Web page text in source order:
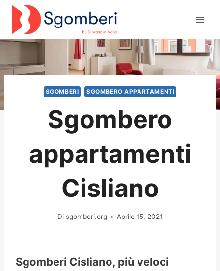
Salta
contenuto
SGOMBERI SGOMBERO APPARTAMENTI
Sgombero
appartamenti
Cisliano
Di sgomberi.org Aprile 15, 2021
Sgomberi Cisliano, più veloci